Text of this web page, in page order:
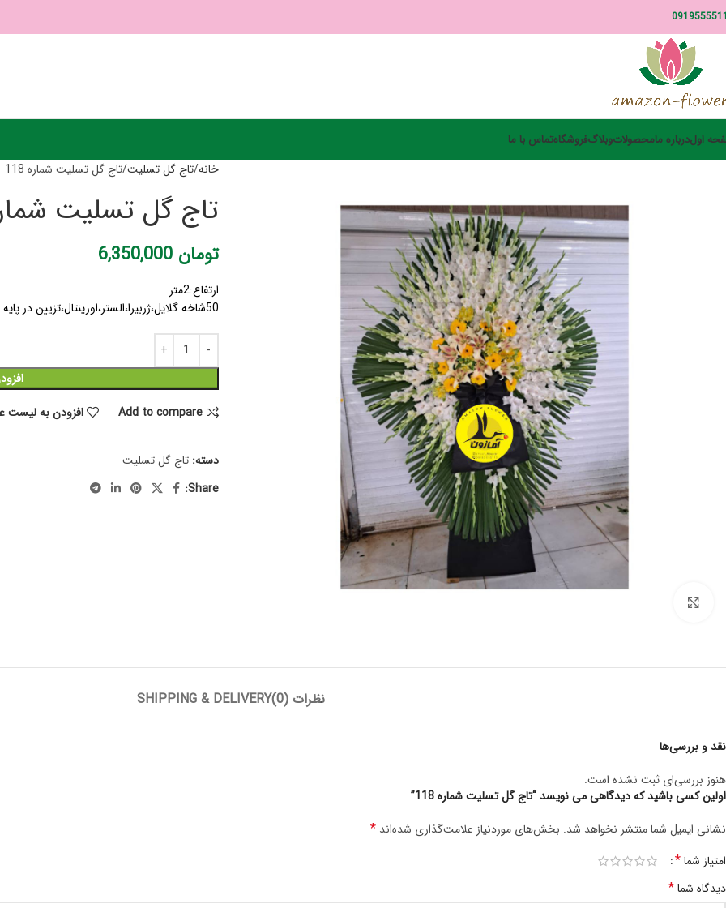
اولدرباره مامحصولاتوبلاگفروشگاهتماس با ما
خانه تاج گل تسلیت تاج گل تسلیت شماره 118
تاج گل تسلیت شماره
تومان
ارتفاع:2متر
50شاخه گلایل،ژربیرا،الستر،اورینتال،تزیین در پایه چوبی یک طبقه
Add to compare
افزودن به لیست
دسته: تاج گل تسلیت
Share:
نظرات (0) SHIPPING & DELIVERY
نقد و بررسی‌ها
هنوز بررسی‌ای ثبت نشده است.
اولین کسی باشید که دیدگاهی می نویسد “تاج گل تسلیت شماره 118”
نشانی ایمیل شما منتشر نخواهد شد. بخش‌های موردنیاز علامت‌گذاری شده‌اند *
امتیاز شما*
دیدگاه شما*